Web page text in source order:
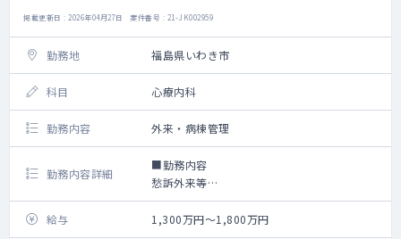
掲載更新日 : 2026年04月27日 案件番号 : 21-JK002959
勤務地 福島県いわき市
科目 心療内科
勤務内容 外来・病棟管理
勤務内容詳細
■勤務内容
愁訴外来等
新設科目につき勤務内容の詳細は相談の上決
定いたします
給与 1,300万円～1,800万円